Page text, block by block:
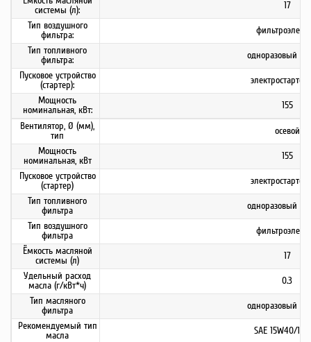
системы (л):
17
Тип воздушного
фильтра:
Тип топливного
фильтра:
одноразовый
Пусковое устройство
(стартер):
Мощность
номинальная, кВт:
155
Вентилятор, Ø (мм),
тип
осевой
Мощность
номинальная, кВт
155
Пусковое устройство
(стартер)
Тип топливного
фильтра
одноразовый
Тип воздушного
фильтра
Ёмкость масляной
системы (л)
17
Удельный расход
масла (г/кВт*ч)
0.3
Тип масляного
фильтра
одноразовый
Рекомендуемый тип
масла
SAE 15W40/